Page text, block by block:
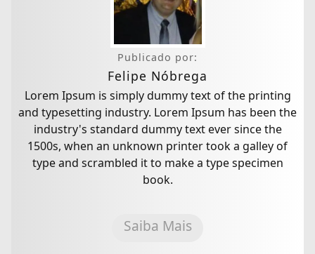
Publicado por:
Felipe Nóbrega
Lorem Ipsum is simply dummy text of the printing
and typesetting industry. Lorem Ipsum has been the
industry's standard dummy text ever since the
1500s, when an unknown printer took a galley of
type and scrambled it to make a type specimen
book.
Saiba Mais